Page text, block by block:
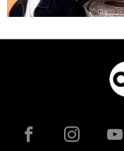
Facebook